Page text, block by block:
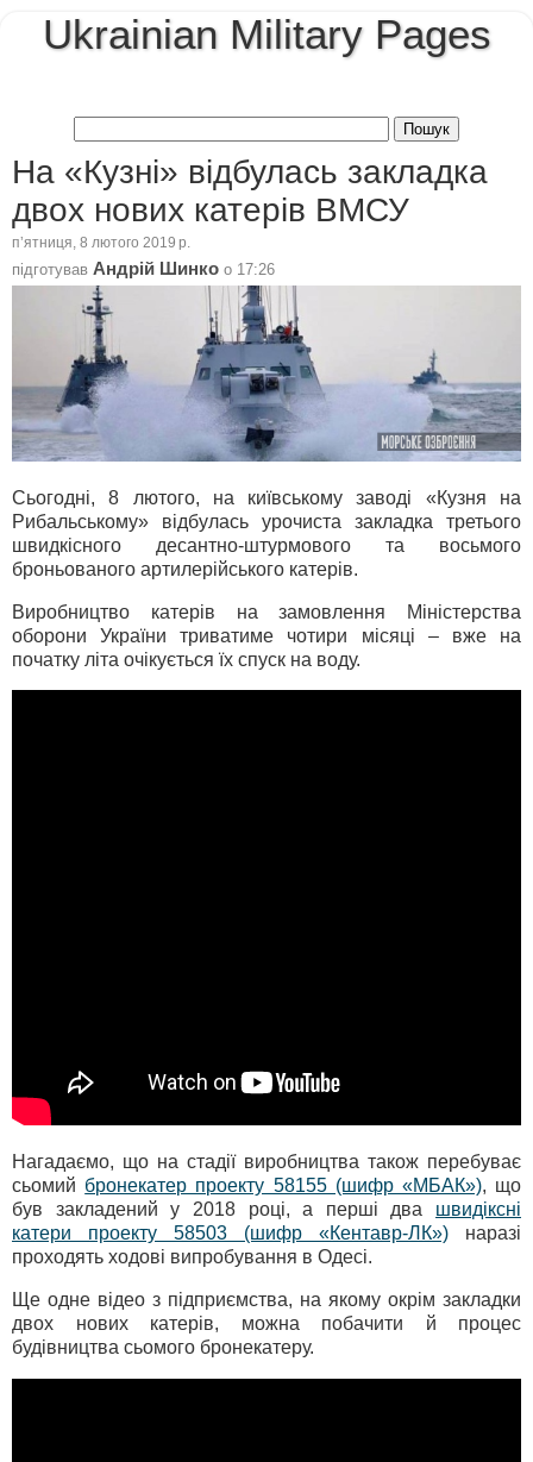
Ukrainian Military Pages
На «Кузні» відбулась закладка
двох нових катерів ВМСУ
пʼятниця, 8 лютого 2019 р.
підготував Андрій Шинко о 17:26
Сьогодні, 8 лютого, на київському заводі «Кузня на
Рибальському» відбулась урочиста закладка третього
швидкісного десантно-штурмового та восьмого
броньованого артилерійського катерів.
Виробництво катерів на замовлення Міністерства
оборони України триватиме чотири місяці – вже на
початку літа очікується їх спуск на воду.
Нагадаємо, що на стадії виробництва також перебуває
сьомий бронекатер проекту 58155 (шифр «МБАК»), що
був закладений у 2018 році, а перші два швидіксні
катери проекту 58503 (шифр «Кентавр-ЛК») наразі
проходять ходові випробування в Одесі.
Ще одне відео з підприємства, на якому окрім закладки
двох нових катерів, можна побачити й процес
будівництва сьомого бронекатеру.